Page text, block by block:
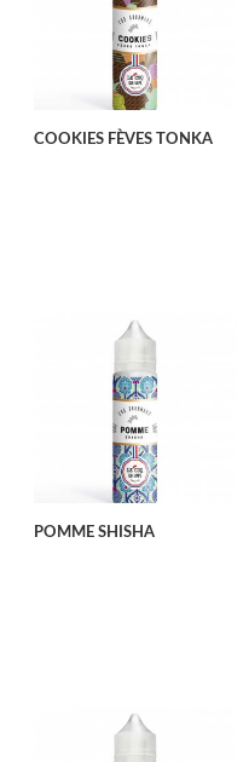
COOKIES FÈVES TONKA
POMME SHISHA